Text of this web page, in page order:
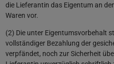
die Lieferantin das Eigentum an
Waren vor.
(2) Die unter Eigentumsvorbehalt
vollständiger Bezahlung der
verpfändet, noch zur Sicherheit